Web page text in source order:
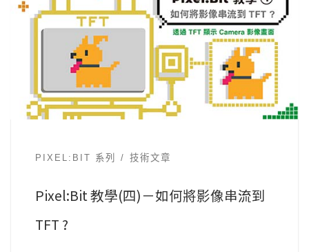
PIXEL:BIT 系列 技術文章
Pixel:Bit 教學(四)－如何將影像串流到
TFT ?